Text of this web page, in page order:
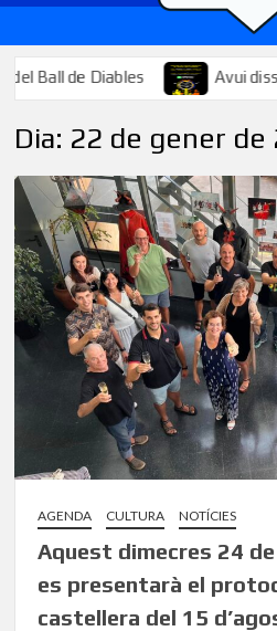
de Diables Avui dissabte
Dia: 22 de gener de
AGENDA CULTURA NOTÍCIES
Aquest dimecres 24
es presentarà el
castellera del 15